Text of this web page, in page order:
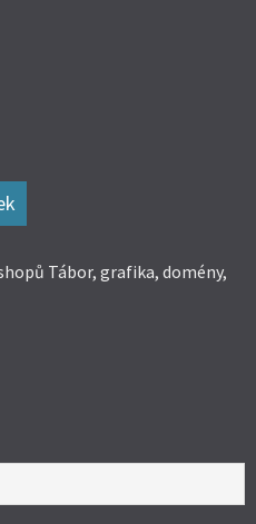
Tábor, grafika, domény,